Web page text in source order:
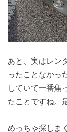
あと、実はレン
ったことなかっ
していて一番焦
たことですね。
めっちゃ探しま